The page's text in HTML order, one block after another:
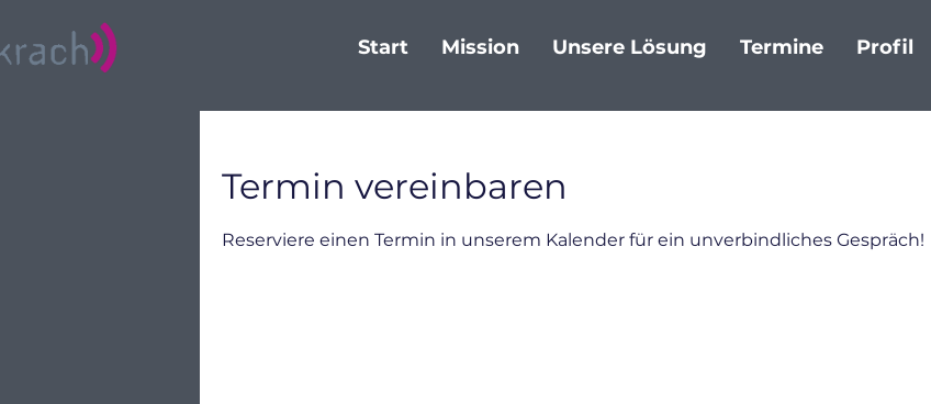
Start Mission Unsere Lösung Termine Profil
Termin vereinbaren
Reserviere einen Termin in unserem Kalender für ein unverbindliches Gespräch!